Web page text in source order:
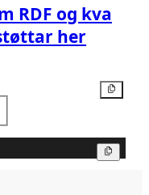
RDF og kva
her